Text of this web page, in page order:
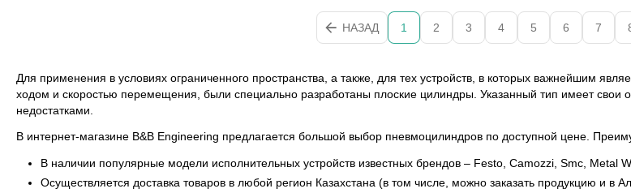
НАЗАД 1 2 3 4 5 6 7
Для применения в условиях ограниченного пространства, а также, для тех устройств, в которых важнейшим
ходом и скоростью перемещения, были специально разработаны плоские цилиндры. Указанный тип имеет свои
недостатками.
В интернет-магазине B&B Engineering предлагается большой выбор пневмоцилиндров по доступной цене.
В наличии популярные модели исполнительных устройств известных брендов – Festo, Camozzi, Smc, Metal
Осуществляется доставка товаров в любой регион Казахстана (в том числе, можно заказать продукцию и в